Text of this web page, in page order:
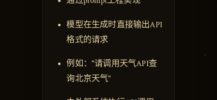
模型在生成时直接输出API
格式的请求
例如："请调用天气API查
询北京天气"